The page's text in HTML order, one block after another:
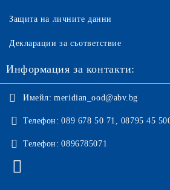
Защита на личните данни
Декларации за съответствие
Информация за контакти:
Имейл: meridian_ood@abv.bg
Телефон: 089 678 50 71, 08795 45
Телефон: 0896785071